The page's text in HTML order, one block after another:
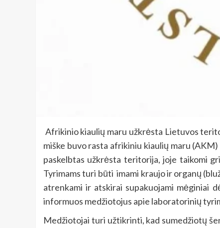
Afrikinio kiaulių maru užkrėsta Lietuvos
miške buvo rasta afrikiniu kiaulių maru
paskelbtas užkrėsta teritorija, joje taikomi
Tyrimams turi būti imami kraujo ir organų
atrenkami ir atskirai supakuojami mėginiai
informuos medžiotojus apie laboratorinių
Medžiotojai turi užtikrinti, kad sumedžiotų